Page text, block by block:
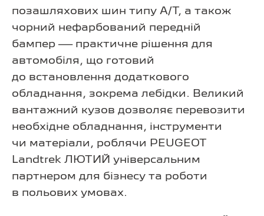
позашляхових шин типу А/Т, а також
чорний нефарбований передній
бампер — практичне рішення для
автомобіля, що готовий
до встановлення додаткового
обладнання, зокрема лебідки. Великий
вантажний кузов дозволяє перевозити
необхідне обладнання, інструменти
чи матеріали, роблячи PEUGEOT
Landtrek ЛЮТИЙ універсальним
партнером для бізнесу та роботи
в польових умовах.